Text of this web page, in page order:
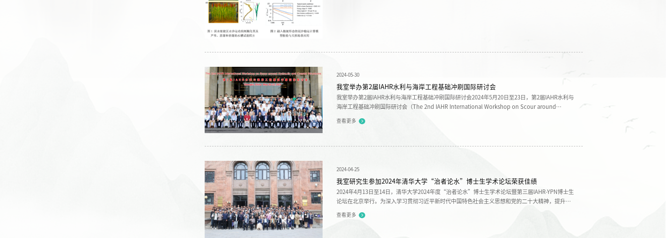
2024-05-30
我室举办第2届IAHR水利与海岸工程基础冲刷国际研讨会
我室举办第2届IAHR水利与海岸工程基础冲刷国际研讨会2024年5月20日至23日，第2届IAHR水利与
海岸工程基础冲刷国际研讨会（The 2nd IAHR International Workshop on Scour around
办，四川大学山区河流保护与治理全国重点实验室承办，河海大学、奥克兰大学、武汉大学和River
查看更多
2024-04-25
我室研究生参加2024年清华大学“治者论水”博士生学术论坛荣获佳绩
2024年4月13日至14日，清华大学2024年度“治者论水”博士生学术论坛暨第三届IAHR-YPN博士生
论坛在北京举行。为深入学习贯彻习近平新时代中国特色社会主义思想和党的二十大精神，提升研
查看更多